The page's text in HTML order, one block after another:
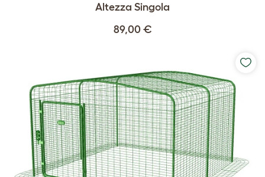
Altezza Singola
89,00 €